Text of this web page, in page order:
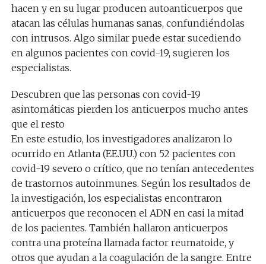
hacen y en su lugar producen autoanticuerpos que
atacan las células humanas sanas, confundiéndolas
con intrusos. Algo similar puede estar sucediendo
en algunos pacientes con covid-19, sugieren los
especialistas.
Descubren que las personas con covid-19
asintomáticas pierden los anticuerpos mucho antes
que el resto
En este estudio, los investigadores analizaron lo
ocurrido en Atlanta (EE.UU.) con 52 pacientes con
covid-19 severo o crítico, que no tenían antecedentes
de trastornos autoinmunes. Según los resultados de
la investigación, los especialistas encontraron
anticuerpos que reconocen el ADN en casi la mitad
de los pacientes. También hallaron anticuerpos
contra una proteína llamada factor reumatoide, y
otros que ayudan a la coagulación de la sangre. Entre